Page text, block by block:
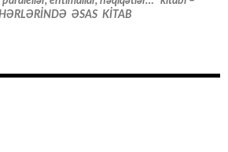
ƏSAS KİTAB